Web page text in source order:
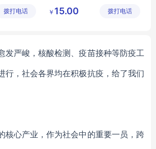
公司
拨打电话
有限公司
￥ 15.00 拨打电话
发严峻，核酸检测、疫苗接种等防疫工
行，社会各界均在积极抗疫，给了我们
核心产业，作为社会中的重要一员，跨